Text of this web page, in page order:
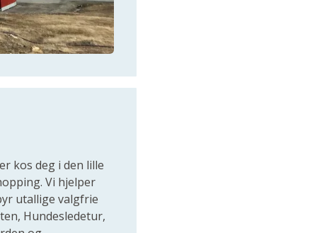
kos deg i den lille
Vi hjelper
utallige valgfrie
Hundesledetur,